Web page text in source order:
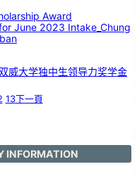
Award
June 2023 Intake_Chung
威大学独中生领导力奖学金
13下一頁
INFORMATION